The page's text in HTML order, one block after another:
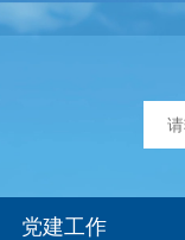
党建工作